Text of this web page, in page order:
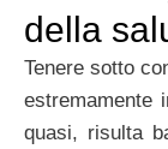
della
Tenere sotto
estremamente
quasi, risulta